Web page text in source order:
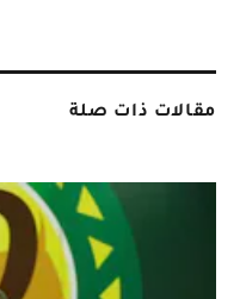
مقالات ذات صلة